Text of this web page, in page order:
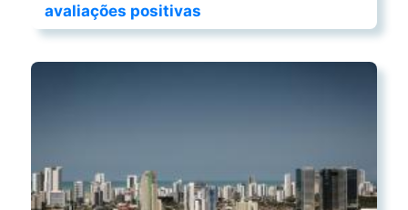
avaliações positivas